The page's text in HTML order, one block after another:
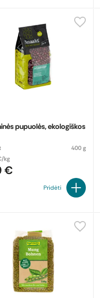
pupuolės, ekologiškos
400 g
kg
€
Pridėti